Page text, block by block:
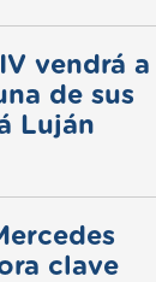
vendrá a
de sus
Luján
clave